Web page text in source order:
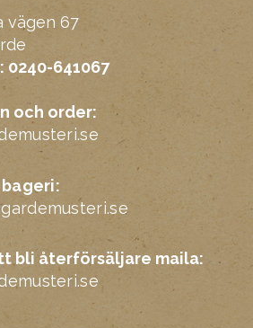
vägen 67
641067
och order:
bli återförsäljare maila: